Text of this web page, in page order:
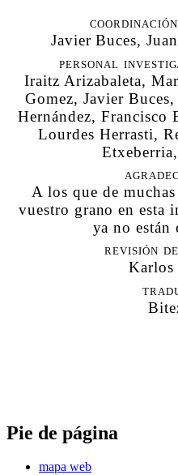
Javier Buces,
personal
Iraitz Arizabaleta,
Gomez, Javier
Hernández, Francisco
Lourdes Herrasti,
A los que de
vuestro grano en esta
ya no están
revisión
Karlos
Pie de página
mapa web